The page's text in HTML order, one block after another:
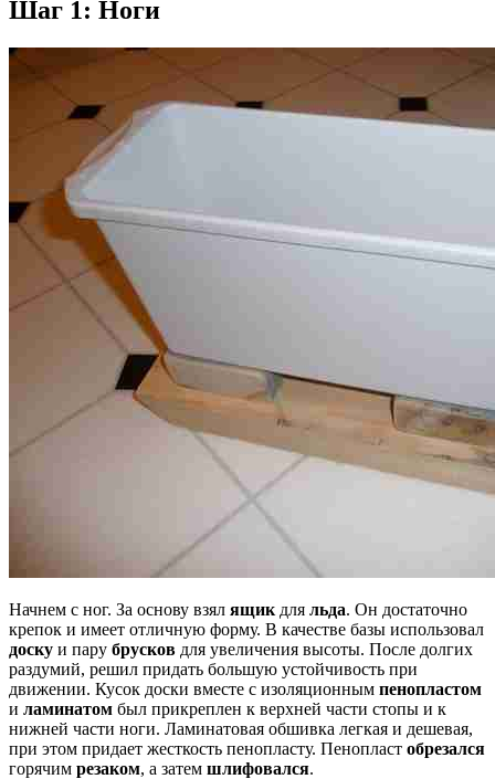
Шаг 1: Ноги
Начнем с ног. За основу взял ящик для льда. Он достаточно
крепок и имеет отличную форму. В качестве базы использовал
доску и пару брусков для увеличения высоты. После долгих
раздумий, решил придать большую устойчивость при
движении. Кусок доски вместе с изоляционным пенопластом
и ламинатом был прикреплен к верхней части стопы и к
нижней части ноги. Ламинатовая обшивка легкая и дешевая,
при этом придает жесткость пенопласту. Пенопласт обрезался
горячим резаком, а затем шлифовался.